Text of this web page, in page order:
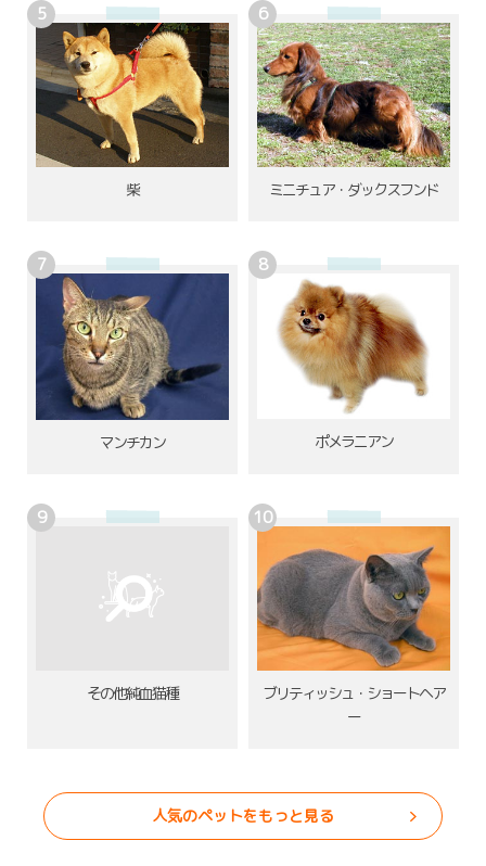
柴 ミニチュア・ダックスフンド
マンチカン ポメラニアン
その他純血猫種
ブリティッシュ・ショートヘア
ー
人気のペットをもっと見る